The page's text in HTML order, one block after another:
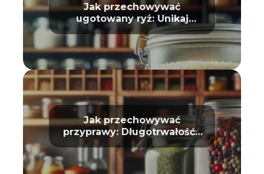
Jak przechowywać
ugotowany ryż: Unikaj
zepsucia
Jak przechowywać
przyprawy: Długotrwałość i
aromat